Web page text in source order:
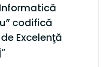
codifică
Excelenţă